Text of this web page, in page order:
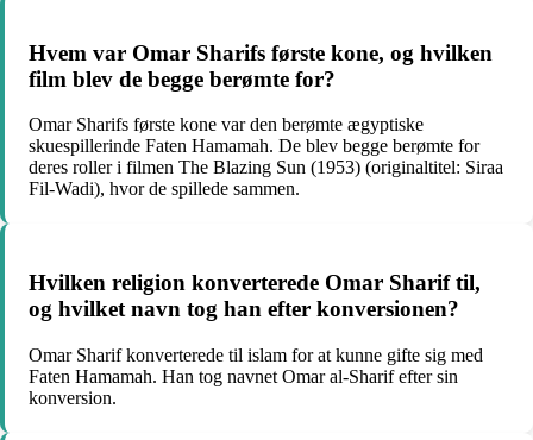
Hvem var Omar Sharifs første kone, og hvilken
film blev de begge berømte for?
Omar Sharifs første kone var den berømte ægyptiske
skuespillerinde Faten Hamamah. De blev begge berømte for
deres roller i filmen The Blazing Sun (1953) (originaltitel: Siraa
Fil-Wadi), hvor de spillede sammen.
Hvilken religion konverterede Omar Sharif til,
og hvilket navn tog han efter konversionen?
Omar Sharif konverterede til islam for at kunne gifte sig med
Faten Hamamah. Han tog navnet Omar al-Sharif efter sin
konversion.